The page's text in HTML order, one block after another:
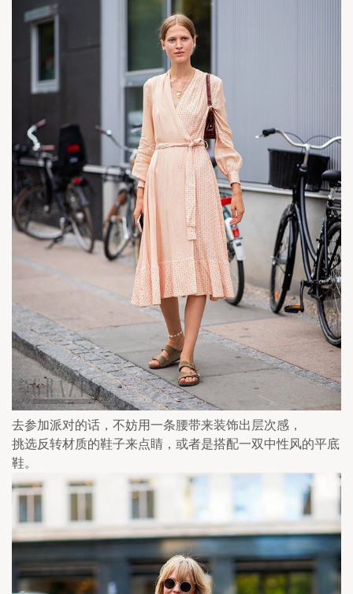
去参加派对的话，不妨用一条腰带来装饰出层次感，
挑选反转材质的鞋子来点睛，或者是搭配一双中性风的平底
鞋。